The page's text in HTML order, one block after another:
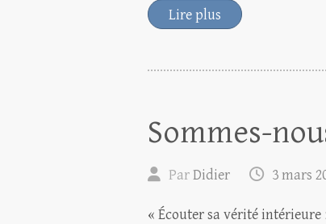
Lire plus
Sommes-
ParDidier 3 mars
« Écouter sa vérité intérieure